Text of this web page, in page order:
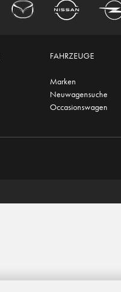
FAHRZEUGE
Marken
Neuwagensuche
Occasionswagen